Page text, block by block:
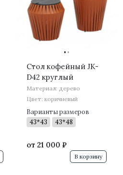
··
Стол кофейный JK-
D42 круглый
Материал: дерево
Цвет: коричневый
Варианты размеров
43*43
43*48
от 21 000 ₽
В корзину